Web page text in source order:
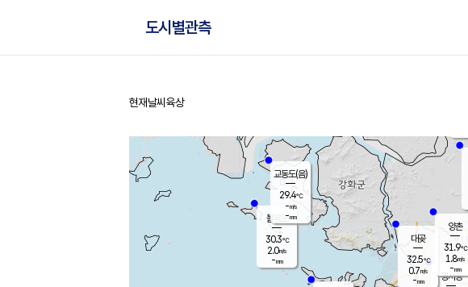
도시별관측
홈
현재날씨 육상
볼음도
30.3℃
2.0m/s
-mm
경서동
대곶
32.5℃
0.7m/s
-mm
양촌
31.9℃
1.8m/s
-mm
교동도(음)
29.4℃
-m/s
-mm